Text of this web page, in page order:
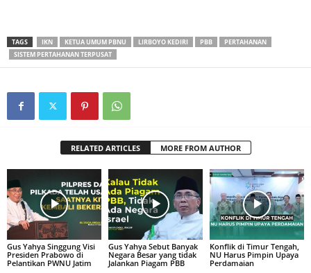
TAGS IKN KETUA UMUM PBNU LIRBOYO KEDIRI PBB
PERTAHANAN
SISTEM PERTAHANAN TERPUSAT
RELATED ARTICLES MORE FROM AUTHOR
Gus Yahya Singgung Visi
Presiden Prabowo di
Pelantikan PWNU Jatim
Gus Yahya Sebut Banyak
Negara Besar yang tidak
Jalankan Piagam PBB
Konflik di Timur Tengah,
NU Harus Pimpin Upaya
Perdamaian